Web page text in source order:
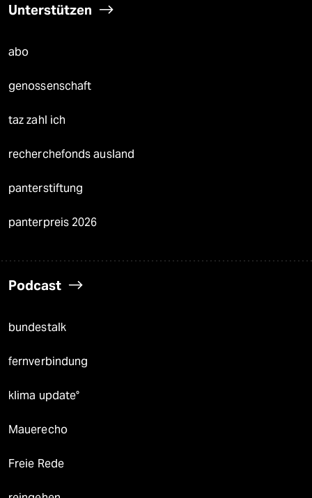
Unterstützen
abo
genossenschaft
taz zahl ich
recherchefonds ausland
panterstiftung
panterpreis 2026
Podcast
bundestalk
fernverbindung
klima update°
Mauerecho
Freie Rede